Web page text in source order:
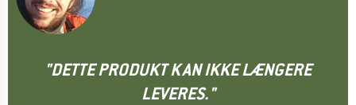
"DETTE PRODUKT KAN IKKE LÆNGERE
LEVERES."